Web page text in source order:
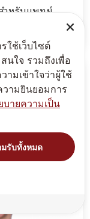
ำหรับแพทย์
ใช้เว็บไซต์
นใจ รวมถึงเพื่อ
ามเข้าใจว่าผู้ใช้
ามยินยอมการ
บายความเป็น
มรับทั้งหมด